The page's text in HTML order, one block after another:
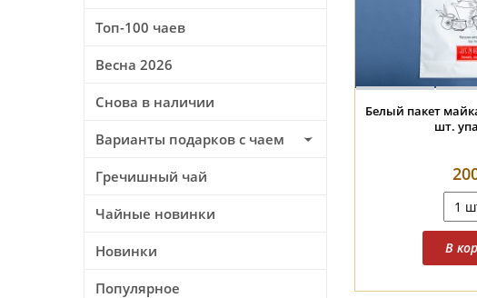
Топ-100 чаев
Весна 2026
Снова в наличии
Варианты подарков с чаем
Гречишный чай
Чайные новинки
Новинки
Популярное
Белый пакет
шт.